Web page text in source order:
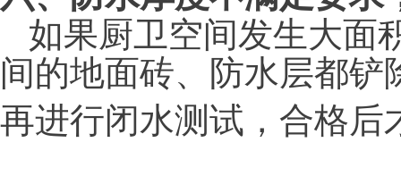
如果厨卫空间发生大面
间的地面砖、防水层都
再进行闭水测试，合格后